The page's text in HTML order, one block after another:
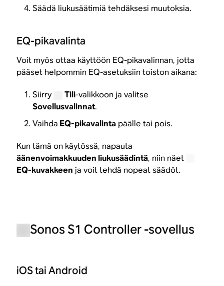
Säädä liukusäätimiä tehdäksesi muutoksia.
EQ-pikavalinta
Voit myös ottaa käyttöön EQ-pikavalinnan, jotta
pääset helpommin EQ-asetuksiin toiston aikana:
Siirry Tili-valikkoon ja valitse
Sovellusvalinnat.
Vaihda EQ-pikavalinta päälle tai pois.
Kun tämä on käytössä, napauta
äänenvoimakkuuden liukusäädintä, niin näet
EQ-kuvakkeen ja voit tehdä nopeat säädöt.
Sonos S1 Controller -sovellus
iOS tai Android